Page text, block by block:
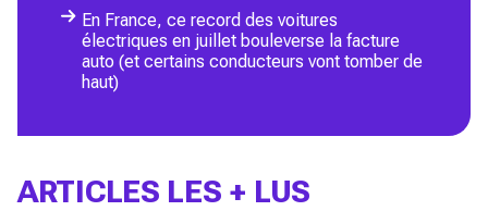
En France, ce record des voitures
électriques en juillet bouleverse la facture
auto (et certains conducteurs vont tomber de
haut)
ARTICLES LES + LUS